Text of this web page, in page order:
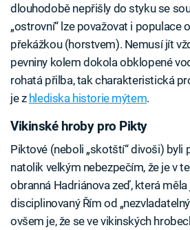
dlouhodobě nepřišly do styku se
„ostrovní“ lze považovat i populace
překážkou (horstvem). Nemusí jít
pevniny kolem dokola obklopené
rohatá přilba, tak charakteristická
je z hlediska historie mýtem.
Vikinské hroby pro Pikty
Piktové (neboli „skotští“ divoši) byli
natolik velkým nebezpečím, že je v
obranná Hadriánova zeď, která
disciplinovaný Řím od
ovšem je, že se ve vikinských